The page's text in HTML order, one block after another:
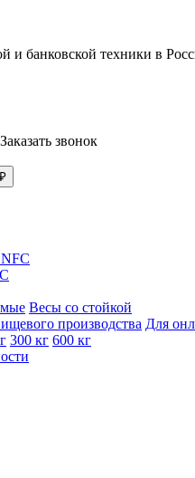
и банковской техники в
Заказать звонок
Весы со стойкой
производства Для
300 кг 600 кг